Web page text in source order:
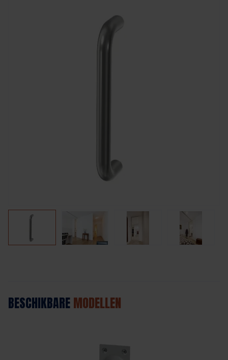
BESCHIKBAREMODELLEN